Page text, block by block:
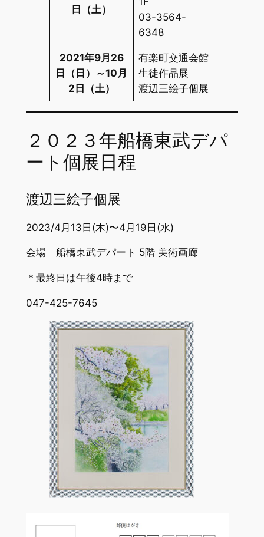
日（土）
03-3564-
6348
2021年9月26
日（日）～10月
2日（土）
有楽町交通会館
生徒作品展
渡辺三絵子個展
２０２３年船橋東武デパ
ート個展日程
渡辺三絵子個展
2023/4月13日(木)〜4月19日(水)
会場 船橋東武デパート 5階 美術画廊
＊最終日は午後4時まで
047-425-7645